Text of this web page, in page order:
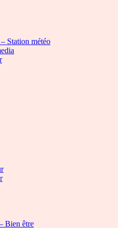
Station météo
Bien être